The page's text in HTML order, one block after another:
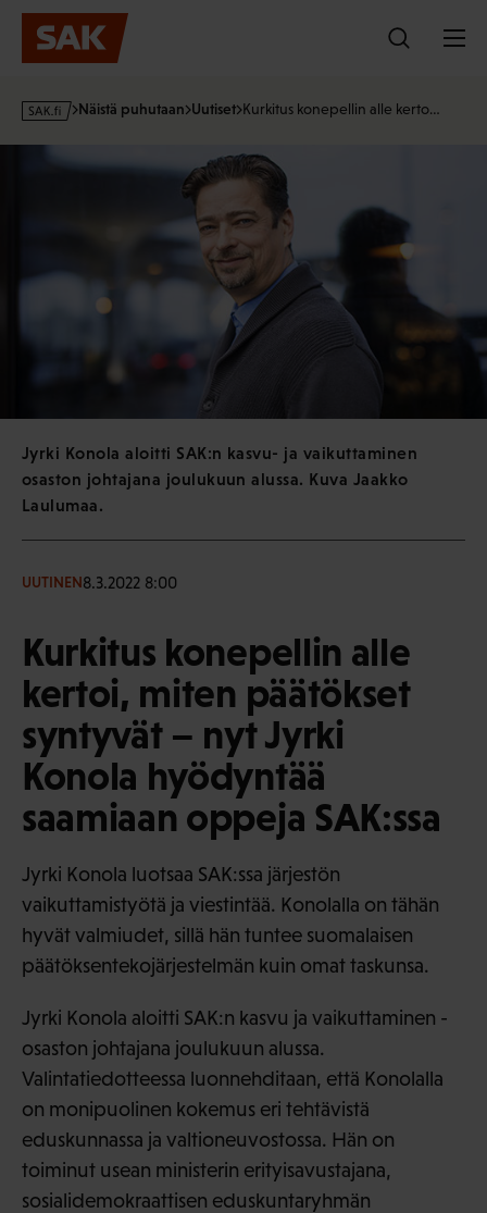
Hyppää
sisältöön
s
Näistä puhutaan Uutiset Kurkitus konepellin alle kerto…
Jyrki Konola aloitti SAK:n kasvu- ja vaikuttaminen
osaston johtajana joulukuun alussa. Kuva Jaakko
Laulumaa.
UUTINEN8.3.2022 8:00
Kurkitus konepellin alle
kertoi, miten päätökset
syntyvät – nyt Jyrki
Konola hyödyntää
saamiaan oppeja SAK:ssa
Jyrki Konola luotsaa SAK:ssa järjestön
vaikuttamistyötä ja viestintää. Konolalla on tähän
hyvät valmiudet, sillä hän tuntee suomalaisen
päätöksentekojärjestelmän kuin omat taskunsa.
Jyrki Konola aloitti SAK:n kasvu ja vaikuttaminen -
osaston johtajana joulukuun alussa.
Valintatiedotteessa luonnehditaan, että Konolalla
on monipuolinen kokemus eri tehtävistä
eduskunnassa ja valtioneuvostossa. Hän on
toiminut usean ministerin erityisavustajana,
sosialidemokraattisen eduskuntaryhmän